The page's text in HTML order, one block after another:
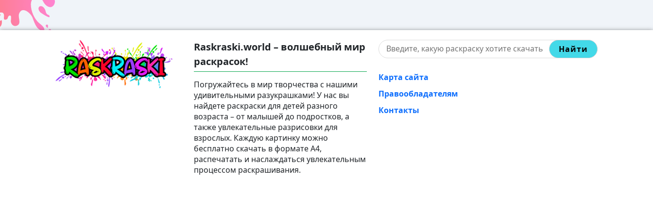
Raskraski.world – волшебный мир
раскрасок!
Погружайтесь в мир творчества с нашими
удивительными разукрашками! У нас вы
найдете раскраски для детей разного
возраста – от малышей до подростков, а
также увлекательные разрисовки для
взрослых. Каждую картинку можно
бесплатно скачать в формате A4,
распечатать и наслаждаться увлекательным
процессом раскрашивания.
Найти
Карта сайта
Правообладателям
Контакты